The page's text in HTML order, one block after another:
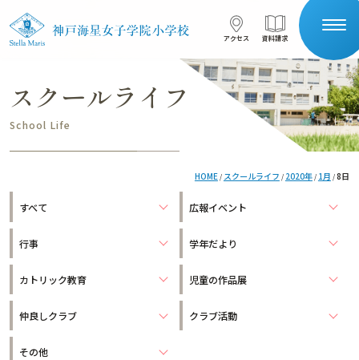
コンテンツへスキップ アクセス 資料請求
アクセス 資料請求
サイト内検索
HOME
学校案内
一貫教育
教育の特色
スクールライフ
School Life
HOME/ スクールライフ / 2020年/ 1月 /8日
すべて 広報イベント
行事 学年だより
カトリック教育 児童の作品展
仲良しクラブ クラブ活動
その他